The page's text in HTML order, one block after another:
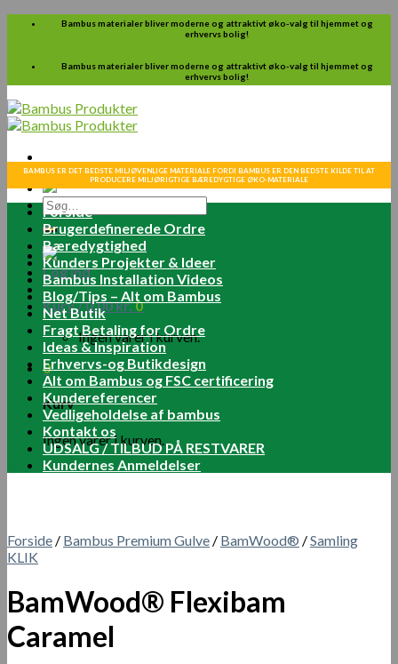
Skip
Bambus materialer bliver moderne og attraktivt øko-valg til hjemmet og
erhvervs bolig!
Bambus materialer bliver moderne og attraktivt øko-valg til hjemmet og
erhvervs bolig!
Søg
efter:
Log ind
Kurv /0.00kr.0
Ingen varer i kurven.
0
Kurv
Ingen varer i kurven.
BAMBUS ER DET BEDSTE MILJØVENLIGE MATERIALE FORDI BAMBUS ER DEN BEDSTE KILDE TIL AT
PRODUCERE MILJØRIGTIGE BÆREDYGTIGE ØKO-MATERIALE
Forside
Brugerdefinerede Ordre
Bæredygtighed
Kunders Projekter & Ideer
Bambus Installation Videos
Blog/Tips – Alt om Bambus
Net Butik
Fragt Betaling for Ordre
Ideas & Inspiration
Erhvervs-og Butikdesign
Alt om Bambus og FSC certificering
Kundereferencer
Vedligeholdelse af bambus
Kontakt os
UDSALG / TILBUD PÅ RESTVARER
Kundernes Anmeldelser
Forside / Bambus Premium Gulve / BamWood® /Samling
KLIK
BamWood® Flexibam
Caramel